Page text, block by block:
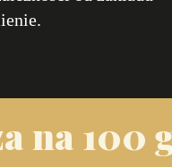
na 100